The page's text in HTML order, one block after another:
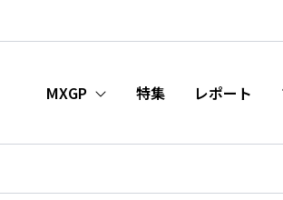
MXGP 特集 レポート